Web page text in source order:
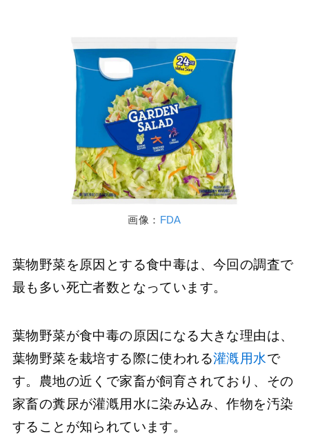
画像： FDA
葉物野菜を原因とする食中毒は、今回の調査で
最も多い死亡者数となっています。
葉物野菜が食中毒の原因になる大きな理由は、
葉物野菜を栽培する際に使われる灌漑用水で
す。農地の近くで家畜が飼育されており、その
家畜の糞尿が灌漑用水に染み込み、作物を汚染
することが知られています。